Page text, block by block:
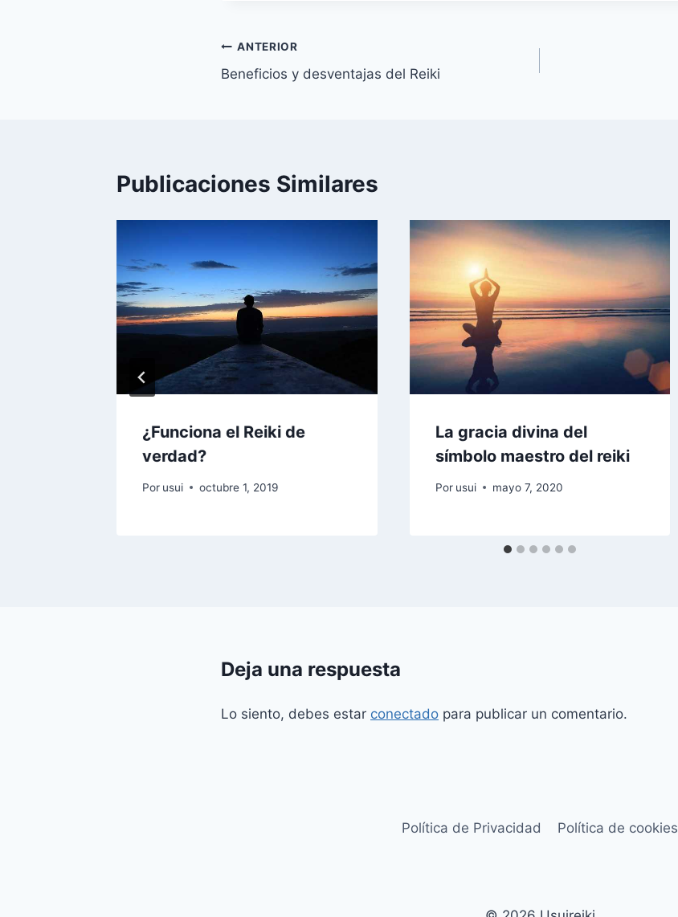
Navegación
de
ANTERIOR
Beneficios y desventajas del Reiki
Publicaciones Similares
¿Funciona el Reiki de
verdad?
Por usui octubre 1, 2019
La gracia divina del
símbolo maestro del reiki
Por usui mayo 7, 2020
Deja una respuesta
Lo siento, debes estar conectado para publicar un comentario.
Política de Privacidad Política de cookies